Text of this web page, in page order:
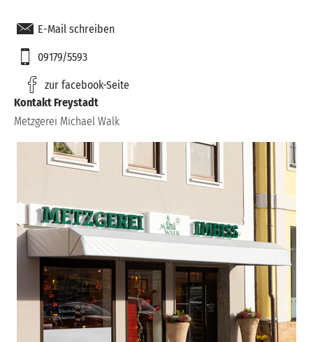
E-Mail schreiben
09179/5593
zur facebook-Seite
Kontakt Freystadt
Metzgerei Michael Walk